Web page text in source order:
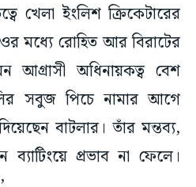
খেলা ইংলিশ ক্রিকেটারের
মধ্যে রোহিত আর বিরাটের
আগ্রাসী অধিনায়কত্ব বেশ
সবুজ পিচে নামার আগে
বাটলার। তাঁর মন্তব্য,
ব্যাটিংয়ে প্রভাব না ফেলে।